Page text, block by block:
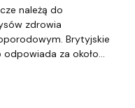
należą do
zdrowia
Brytyjskie
za około…